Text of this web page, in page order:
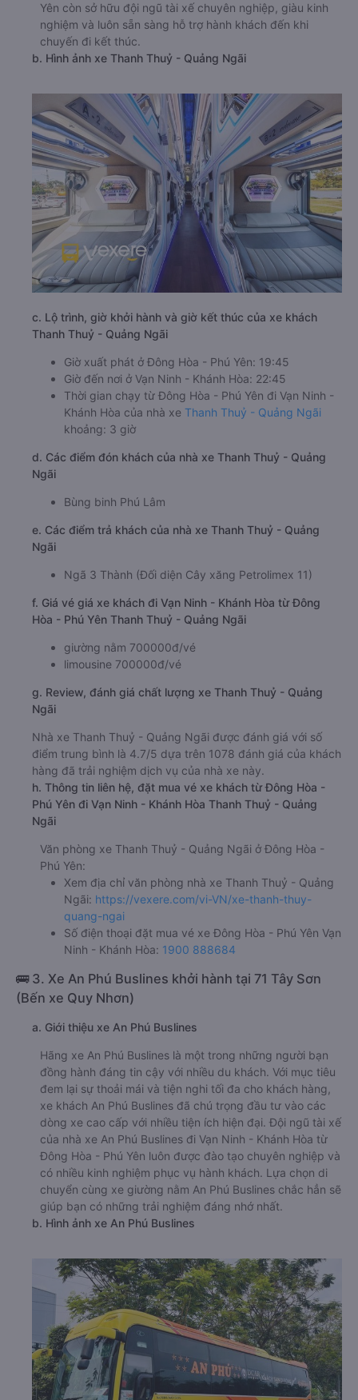
Yên còn sở hữu đội ngũ tài xế chuyên nghiệp, giàu kinh
nghiệm và luôn sẵn sàng hỗ trợ hành khách đến khi
chuyến đi kết thúc.
b. Hình ảnh xe Thanh Thuỷ - Quảng Ngãi
c. Lộ trình, giờ khởi hành và giờ kết thúc của xe khách
Thanh Thuỷ - Quảng Ngãi
Giờ xuất phát ở Đông Hòa - Phú Yên: 19:45
Giờ đến nơi ở Vạn Ninh - Khánh Hòa: 22:45
Thời gian chạy từ Đông Hòa - Phú Yên đi Vạn Ninh -
Khánh Hòa của nhà xe Thanh Thuỷ - Quảng Ngãi
khoảng: 3 giờ
d. Các điểm đón khách của nhà xe Thanh Thuỷ - Quảng
Ngãi
Bùng binh Phú Lâm
e. Các điểm trả khách của nhà xe Thanh Thuỷ - Quảng
Ngãi
Ngã 3 Thành (Đối diện Cây xăng Petrolimex 11)
f. Giá vé giá xe khách đi Vạn Ninh - Khánh Hòa từ Đông
Hòa - Phú Yên Thanh Thuỷ - Quảng Ngãi
giường nằm 700000đ/vé
limousine 700000đ/vé
g. Review, đánh giá chất lượng xe Thanh Thuỷ - Quảng
Ngãi
Nhà xe Thanh Thuỷ - Quảng Ngãi được đánh giá với số
điểm trung bình là 4.7/5 dựa trên 1078 đánh giá của khách
hàng đã trải nghiệm dịch vụ của nhà xe này.
h. Thông tin liên hệ, đặt mua vé xe khách từ Đông Hòa -
Phú Yên đi Vạn Ninh - Khánh Hòa Thanh Thuỷ - Quảng
Ngãi
Văn phòng xe Thanh Thuỷ - Quảng Ngãi ở Đông Hòa -
Phú Yên:
Xem địa chỉ văn phòng nhà xe Thanh Thuỷ - Quảng
Ngãi: https://vexere.com/vi-VN/xe-thanh-thuy-
quang-ngai
Số điện thoại đặt mua vé xe Đông Hòa - Phú Yên Vạn
Ninh - Khánh Hòa: 1900 888684
🚌 3. Xe An Phú Buslines khởi hành tại 71 Tây Sơn
(Bến xe Quy Nhơn)
a. Giới thiệu xe An Phú Buslines
Hãng xe An Phú Buslines là một trong những người bạn
đồng hành đáng tin cậy với nhiều du khách. Với mục tiêu
đem lại sự thoải mái và tiện nghi tối đa cho khách hàng,
xe khách An Phú Buslines đã chú trọng đầu tư vào các
dòng xe cao cấp với nhiều tiện ích hiện đại. Đội ngũ tài xế
của nhà xe An Phú Buslines đi Vạn Ninh - Khánh Hòa từ
Đông Hòa - Phú Yên luôn được đào tạo chuyên nghiệp và
có nhiều kinh nghiệm phục vụ hành khách. Lựa chọn di
chuyển cùng xe giường nằm An Phú Buslines chắc hẳn sẽ
giúp bạn có những trải nghiệm đáng nhớ nhất.
b. Hình ảnh xe An Phú Buslines